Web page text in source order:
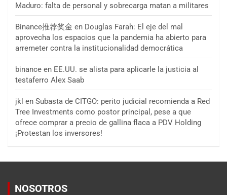
Maduro: falta de personal y sobrecarga matan a militares
Binance推荐奖金 en Douglas Farah: El eje del mal
aprovecha los espacios que la pandemia ha abierto para
arremeter contra la institucionalidad democrática
binance en EE.UU. se alista para aplicarle la justicia al
testaferro Alex Saab
jkl en Subasta de CITGO: perito judicial recomienda a Red
Tree Investments como postor principal, pese a que
ofrece comprar a precio de gallina flaca a PDV Holding
¡Protestan los inversores!
NOSOTROS